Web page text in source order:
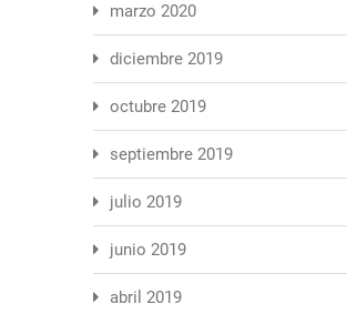
marzo 2020
diciembre 2019
octubre 2019
septiembre 2019
julio 2019
junio 2019
abril 2019